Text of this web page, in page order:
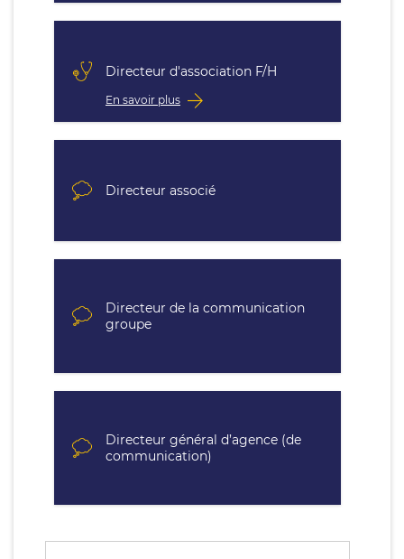
Directeur d'association F/H
En savoir plus
Directeur associé
Directeur de la communication
groupe
Directeur général d’agence (de
communication)